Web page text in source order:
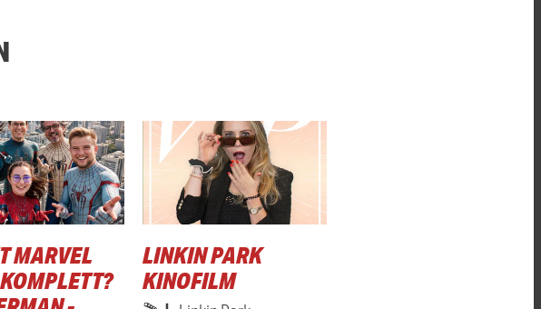
MARVEL
LINKIN PARK
KINOFILM